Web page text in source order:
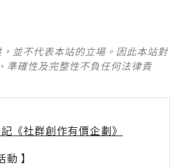
並不代表本站的立場。因此本站對
準確性及完整性不負任何法律責
《社群創作有價企劃》
】